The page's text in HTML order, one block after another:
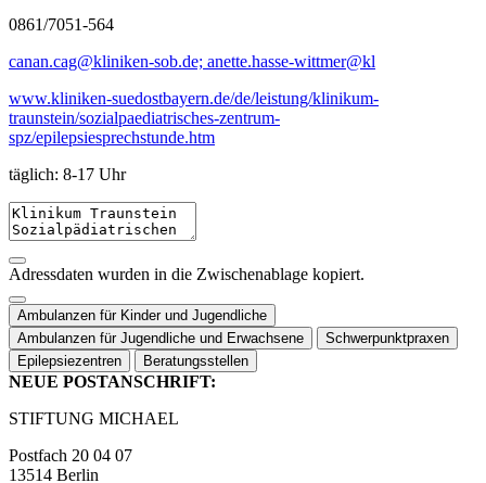
0861/7051-564
canan.cag@kliniken-sob.de; anette.hasse-wittmer@kl
www.kliniken-suedostbayern.de/de/leistung/klinikum-
traunstein/sozialpaediatrisches-zentrum-
spz/epilepsiesprechstunde.htm
täglich: 8-17 Uhr
Adressdaten wurden in die Zwischenablage kopiert.
Ambulanzen für Kinder und Jugendliche
Ambulanzen für Jugendliche und Erwachsene
Schwerpunktpraxen
Epilepsiezentren
Beratungsstellen
NEUE POSTANSCHRIFT:
STIFTUNG MICHAEL
Postfach 20 04 07
13514 Berlin